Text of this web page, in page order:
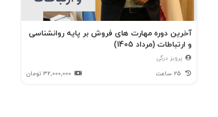
آخرین دوره مهارت های فروش بر پایه روانشناسی
و ارتباطات (مرداد 1405)
پرویز درگی
32,000,000 تومان